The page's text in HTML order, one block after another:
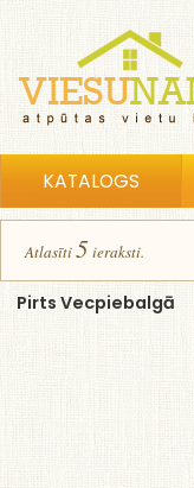
KATALOGS
Atlasīti5ieraksti.
Pirts Vecpiebalgā